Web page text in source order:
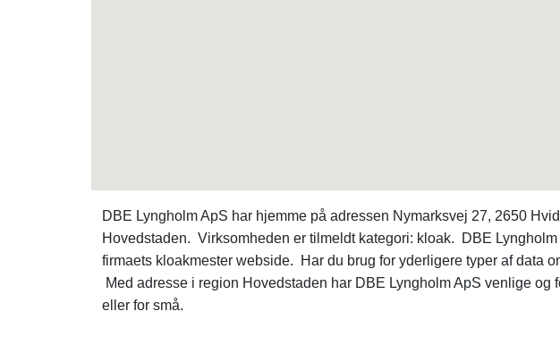
DBE Lyngholm ApS har hjemme på adressen Nymarksvej 27, 2650
Hovedstaden. Virksomheden er tilmeldt kategori: kloak. DBE Lyngholm
firmaets kloakmester webside. Har du brug for yderligere typer af data
Med adresse i region Hovedstaden har DBE Lyngholm ApS venlige
eller for små.